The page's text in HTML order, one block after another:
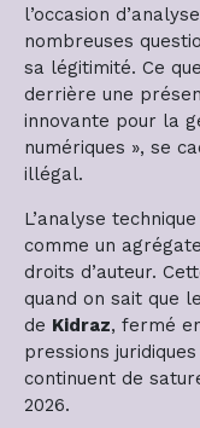
l’occasion
nombreuses
sa légitimité. Ce
derrière une
innovante pour la
numériques », se
illégal.
L’analyse
comme un
droits d’auteur.
quand on sait que
de Kidraz, fermé
pressions
continuent de
2026.